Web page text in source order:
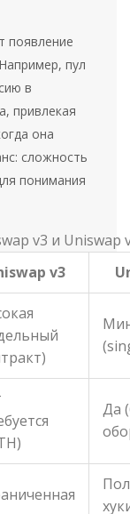
появление
пул
в
привлекая
она
сложность
понимания
v3 и Uniswap
v3
Да